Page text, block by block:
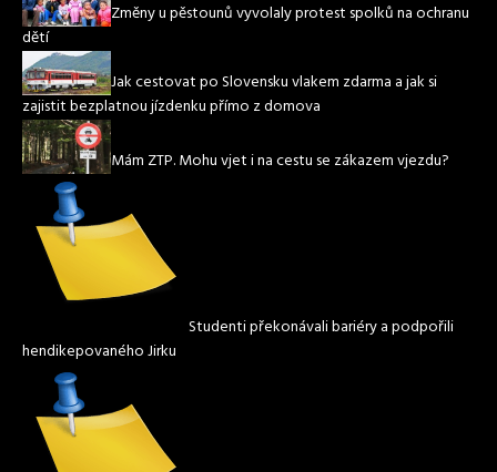
Změny u pěstounů vyvolaly protest spolků na ochranu
dětí
Jak cestovat po Slovensku vlakem zdarma a jak si
zajistit bezplatnou jízdenku přímo z domova
Mám ZTP. Mohu vjet i na cestu se zákazem vjezdu?
Studenti překonávali bariéry a podpořili
hendikepovaného Jirku